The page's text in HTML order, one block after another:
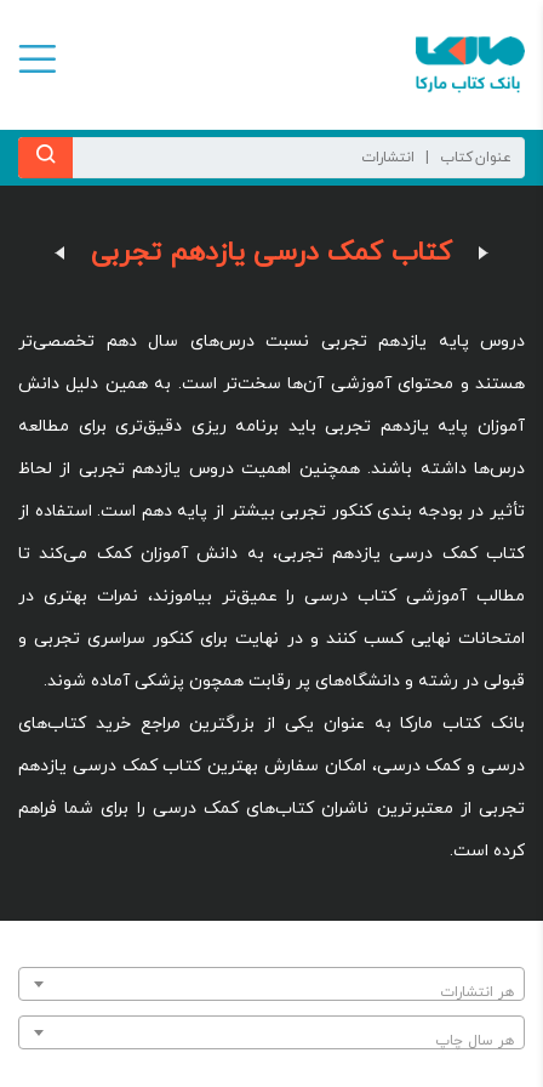
کتاب کمک درسی یازدهم تجربی
دروس پایه یازدهم تجربی نسبت درس‌های سال دهم تخصصی‌تر
هستند و محتوای آموزشی آن‌ها سخت‌تر است. به همین دلیل دانش
آموزان پایه یازدهم تجربی باید برنامه ریزی دقیق‌تری برای مطالعه
درس‌ها داشته باشند. همچنین اهمیت دروس یازدهم تجربی از لحاظ
تأثیر در بودجه بندی کنکور تجربی بیشتر از پایه دهم است. استفاده از
کتاب کمک درسی یازدهم تجربی، به دانش آموزان کمک می‌کند تا
مطالب آموزشی کتاب درسی را عمیق‌تر بیاموزند، نمرات بهتری در
امتحانات نهایی کسب کنند و در نهایت برای کنکور سراسری تجربی و
قبولی در رشته و دانشگاه‌های پر رقابت همچون پزشکی آماده شوند.
بانک کتاب مارکا به عنوان یکی از بزرگترین مراجع خرید کتاب‌های
درسی و کمک درسی، امکان سفارش بهترین کتاب کمک درسی یازدهم
تجربی از معتبرترین ناشران کتاب‌های کمک درسی را برای شما فراهم
کرده است.
هر انتشارات
هر سال چاپ